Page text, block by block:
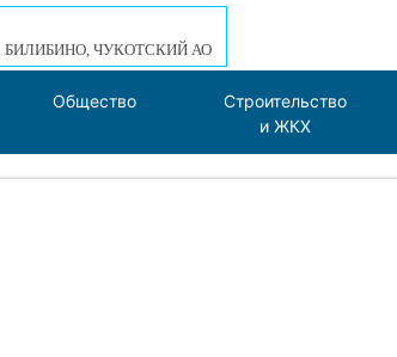
ЧУКОТСКИЙ АО
Общество
Строительство
и ЖКХ